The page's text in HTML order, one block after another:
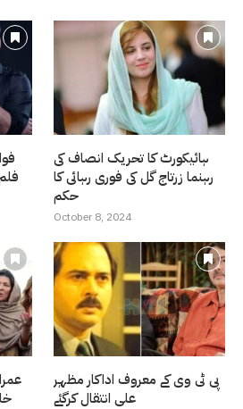
ہائیکورٹ کا تحریک انصاف کی
رہنما زرتاج گل کی فوری رہائی کا
حکم
October 8, 2024
پی ٹی وی کے معروف اداکار مظہر
علی انتقال کرگئے